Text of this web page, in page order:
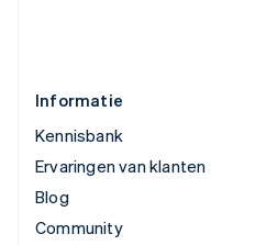
Informatie
Kennisbank
Ervaringen van klanten
Blog
Community